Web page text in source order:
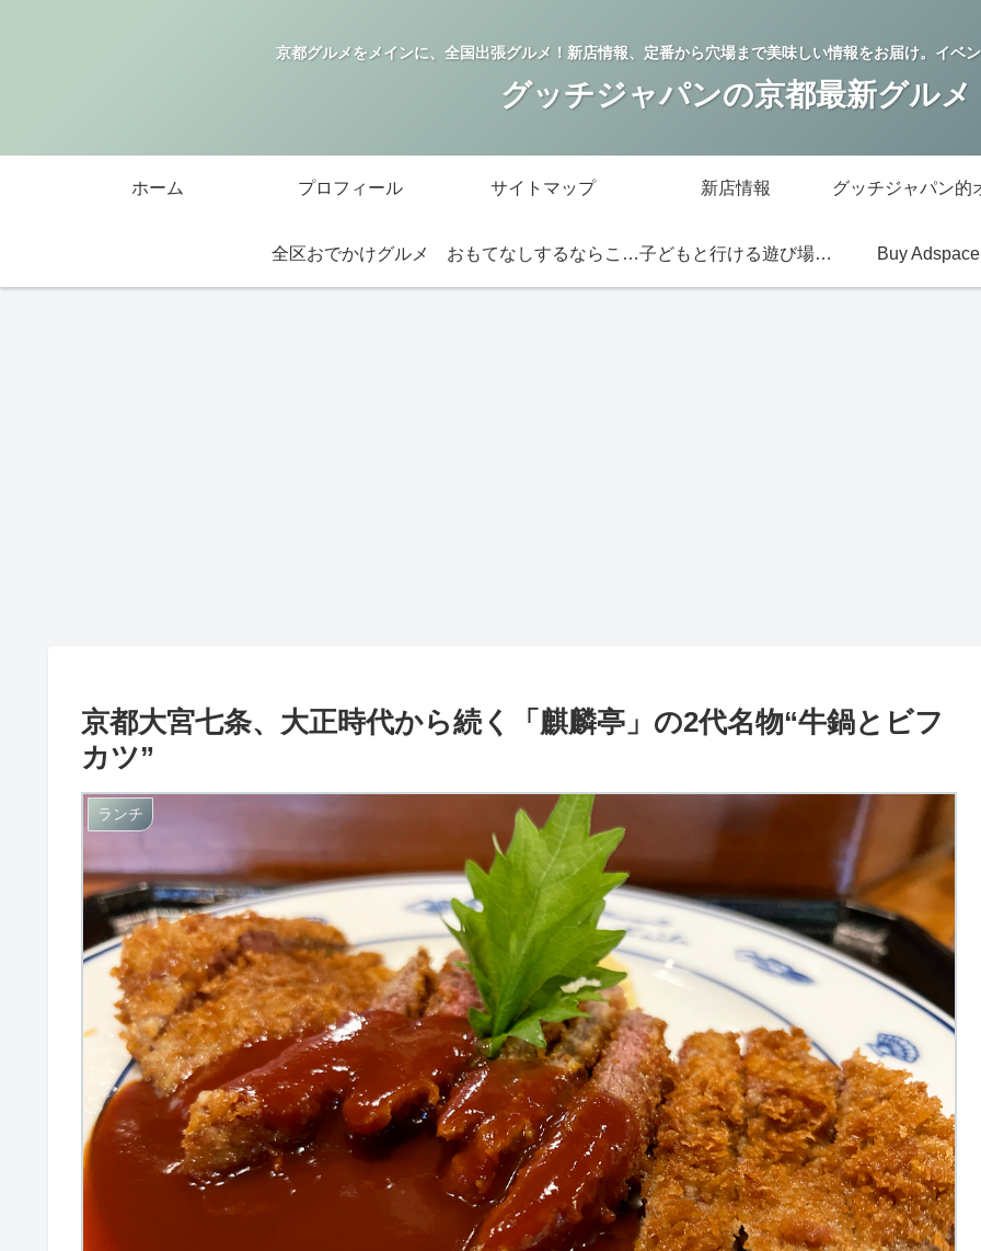
京都グルメをメインに、全国出張グルメ！新店情報、定番から穴場まで美味しい情報をお届け。イベ
グッチジャパンの京都最新グルメ
ホーム プロフィール サイトマップ 新店情報
全区おでかけグルメ おもてなしするならこの店 子どもと行ける遊び場・お店 Buy Adspace
京都大宮七条、大正時代から続く「麒麟亭」の2代名物“牛鍋とビフ
カツ”
ランチ